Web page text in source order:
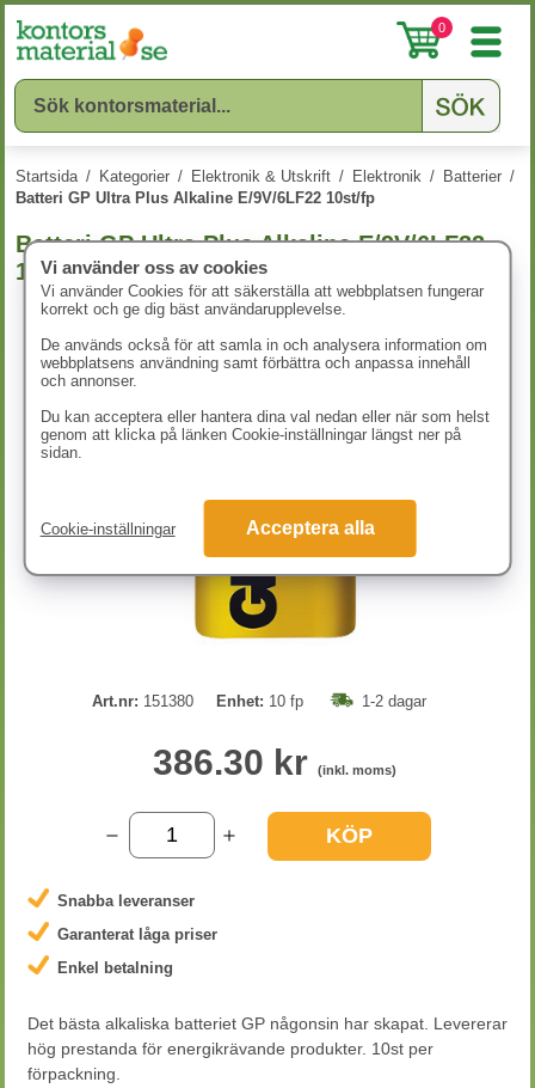
0
Startsida / Kategorier / Elektronik & Utskrift / Elektronik / Batterier /
Batteri GP Ultra Plus Alkaline E/9V/6LF22 10st/fp
Batteri GP Ultra Plus Alkaline E/9V/6LF22
10st/fp
Art.nr: 151380 Enhet: 10 fp 1-2 dagar
386.30 kr (inkl. moms)
KÖP
Snabba leveranser
Garanterat låga priser
Enkel betalning
Det bästa alkaliska batteriet GP någonsin har skapat. Levererar
hög prestanda för energikrävande produkter. 10st per
förpackning.
Vi använder oss av cookies
Vi använder Cookies för att säkerställa att webbplatsen fungerar
korrekt och ge dig bäst användarupplevelse.
De används också för att samla in och analysera information om
webbplatsens användning samt förbättra och anpassa innehåll
och annonser.
Du kan acceptera eller hantera dina val nedan eller när som helst
genom att klicka på länken Cookie-inställningar längst ner på
sidan.
Cookie-inställningar Acceptera alla